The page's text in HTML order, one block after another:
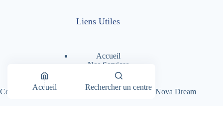
Liens Utiles
Accueil
Nos Services
Nos Centres Dentaires
A Propos
Copyright © 2026 - Dentimad |Création Site par Nova Dream
Accueil Rechercher un centre